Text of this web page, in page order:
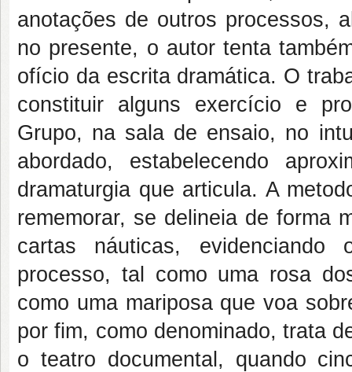
anotações de outros processos,
no presente, o autor tenta
ofício da escrita dramática. O
constituir alguns exercício e
Grupo, na sala de ensaio, no
abordado, estabelecendo
dramaturgia que articula. A
rememorar, se delineia de forma
cartas náuticas,
processo, tal como uma rosa
como uma mariposa que voa
por fim, como denominado, trata
o teatro documental, quando